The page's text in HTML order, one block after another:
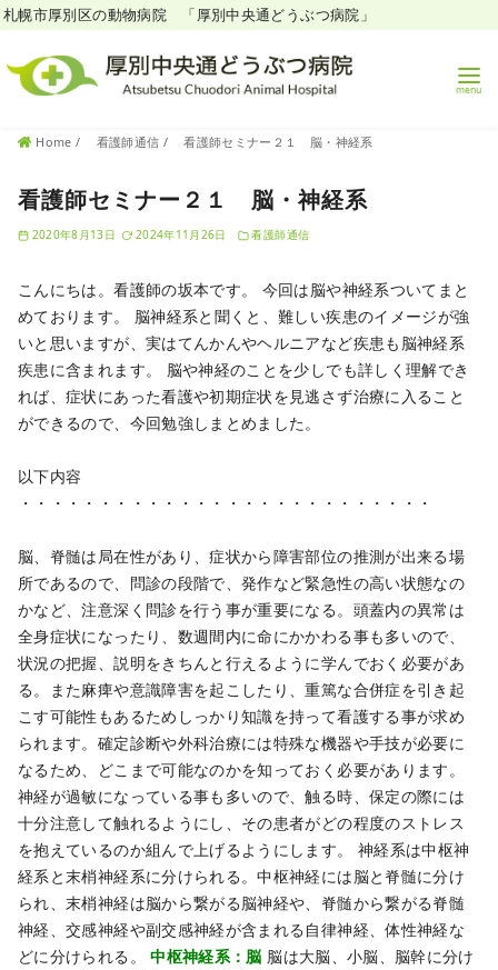
札幌市厚別区の動物病院 「厚別中央通どうぶつ病院」
Home 看護師通信 看護師セミナー２１ 脳・神経系
看護師セミナー２１ 脳・神経系
2020年8月13日 2024年11月26日 看護師通信
こんにちは。看護師の坂本です。
今回は脳や神経系ついてまと
めております。
脳神経系と聞くと、難しい疾患のイメージが強
いと思いますが、実はてんかんやヘルニアなど疾患も脳神経系
疾患に含まれます。
脳や神経のことを少しでも詳しく理解でき
れば、症状にあった看護や初期症状を見逃さず治療に入ること
ができるので、今回勉強しまとめました。
以下内容
・・・・・・・・・・・・・・・・・・・・・・・・・・
脳、脊髄は局在性があり、症状から障害部位の推測が出来る場
所であるので、問診の段階で、発作など緊急性の高い状態なの
かなど、注意深く問診を行う事が重要になる。頭蓋内の異常は
全身症状になったり、数週間内に命にかかわる事も多いので、
状況の把握、説明をきちんと行えるように学んでおく必要があ
る。また麻痺や意識障害を起こしたり、重篤な合併症を引き起
こす可能性もあるためしっかり知識を持って看護する事が求め
られます。確定診断や外科治療には特殊な機器や手技が必要に
なるため、どこまで可能なのかを知っておく必要があります。
神経が過敏になっている事も多いので、触る時、保定の際には
十分注意して触れるようにし、その患者がどの程度のストレス
を抱えているのか組んで上げるようにします。
神経系は中枢神
経系と末梢神経系に分けられる。中枢神経には脳と脊髄に分け
られ、末梢神経は脳から繋がる脳神経や、脊髄から繋がる脊髄
神経、交感神経や副交感神経が含まれる自律神経、体性神経な
どに分けられる。
中枢神経系：脳 脳は大脳、小脳、脳幹に分け